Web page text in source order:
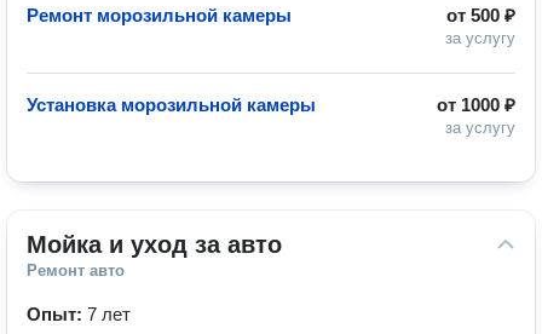
от 500 ₽
за услугу
Ремонт морозильной камеры
от 1000 ₽
за услугу
Установка морозильной камеры
Мойка и уход за авто
Ремонт авто
Опыт: 7 лет